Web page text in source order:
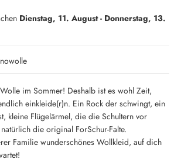
Dienstag, 11. August- Donnerstag, 13.
im Sommer! Deshalb ist es wohl Zeit,
einkleide(r)n. Ein Rock der schwingt, ein
kleine Flügelärmel, die die Schultern vor
die original ForSchur-Falte.
Familie wunderschönes Wollkleid, auf dich